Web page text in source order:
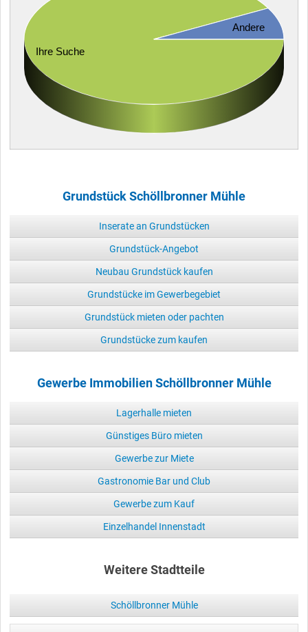
Ihre Suche
Andere
Grundstück Schöllbronner Mühle
Inserate an Grundstücken
Grundstück-Angebot
Neubau Grundstück kaufen
Grundstücke im Gewerbegebiet
Grundstück mieten oder pachten
Grundstücke zum kaufen
Gewerbe Immobilien Schöllbronner Mühle
Lagerhalle mieten
Günstiges Büro mieten
Gewerbe zur Miete
Gastronomie Bar und Club
Gewerbe zum Kauf
Einzelhandel Innenstadt
Weitere Stadtteile
Schöllbronner Mühle